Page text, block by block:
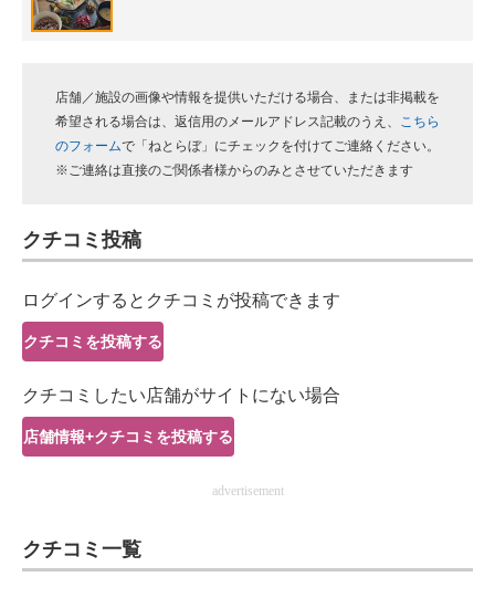
ビジネスと働き方のヒント
企業ITのトレンドを詳説
経営リーダーのコミュニティ
ITエンジニア向け専門サイト
企業向けIT製品の総合サイト
IT製品の技術・比較・事例
製造業のIT導入・活用を支援
エレクトロニクス専門サイト
電子設計の基本と応用
店舗／施設の画像や情報を提供いただける場合、または非掲載を
希望される場合は、返信用のメールアドレス記載のうえ、
こちら
のフォームで「ねとらぼ」にチェックを付けてご連絡ください。
※ご連絡は直接のご関係者様からのみとさせていただきます
クチコミ投稿
ログインするとクチコミが投稿できます
クチコミを投稿する
クチコミしたい店舗がサイトにない場合
店舗情報+クチコミを投稿する
advertisement
クチコミ一覧